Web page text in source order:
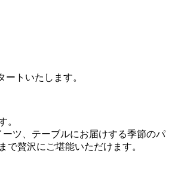
トいたします。
。
ツ、テーブルにお届けする季節のパ
贅沢にご堪能いただけます。